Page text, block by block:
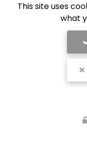
This site uses
what